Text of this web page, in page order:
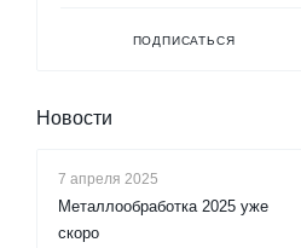
ПОДПИСАТЬСЯ
Новости
7 апреля 2025
Металлообработка 2025 уже
скоро